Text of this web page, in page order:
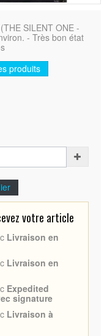
SILENT ONE -
- Très bon état
produits
votre article
Livraison en
Livraison en
Expedited
signature
Livraison à